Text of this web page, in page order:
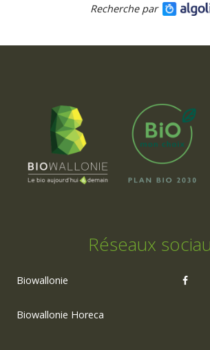
Recherche par
Réseaux
Biowallonie
Biowallonie Horeca